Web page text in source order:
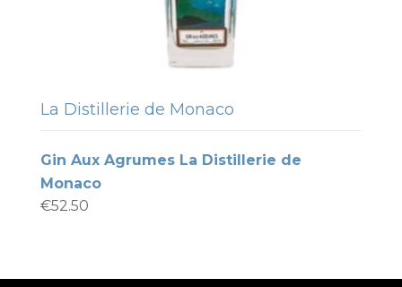
La Distillerie de Monaco
Gin Aux Agrumes La Distillerie de
Monaco
€52.50